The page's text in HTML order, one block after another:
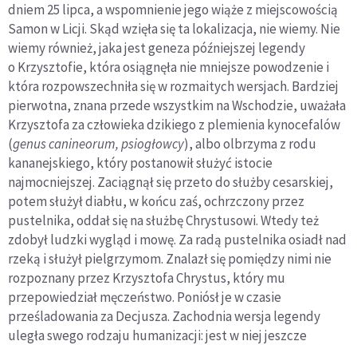
dniem 25 lipca, a wspomnienie jego wiąże z miejscowością
Samon w Licji. Skąd wzięła się ta lokalizacja, nie wiemy. Nie
wiemy również, jaka jest geneza późniejszej legendy
o Krzysztofie, która osiągnęła nie mniejsze powodzenie i
która rozpowszechniła się w rozmaitych wersjach. Bardziej
pierwotna, znana przede wszystkim na Wschodzie, uważała
Krzysztofa za człowieka dzikiego z plemienia kynocefalów
(genus canineorum, psiogłowcy), albo olbrzyma z rodu
kananejskiego, który postanowił służyć istocie
najmocniejszej. Zaciągnął się przeto do służby cesarskiej,
potem służył diabłu, w końcu zaś, ochrzczony przez
pustelnika, oddał się na służbę Chrystusowi. Wtedy też
zdobył ludzki wygląd i mowę. Za radą pustelnika osiadł nad
rzeką i służył pielgrzymom. Znalazł się pomiędzy nimi nie
rozpoznany przez Krzysztofa Chrystus, który mu
przepowiedział męczeństwo. Poniósł je w czasie
prześladowania za Decjusza. Zachodnia wersja legendy
uległa swego rodzaju humanizacji: jest w niej jeszcze